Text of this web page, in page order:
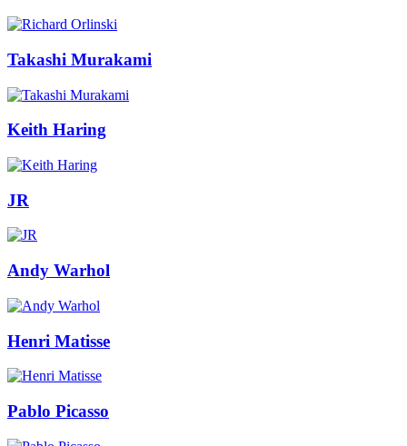
Takashi Murakami
Keith Haring
JR
Andy Warhol
Henri Matisse
Pablo Picasso